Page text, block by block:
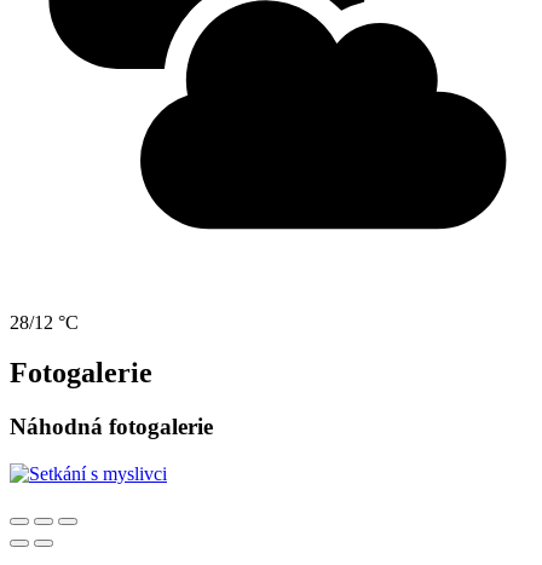
28/12 °C
Fotogalerie
Náhodná fotogalerie